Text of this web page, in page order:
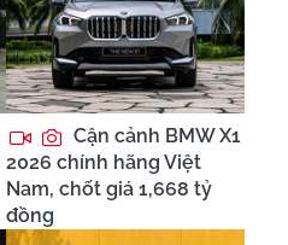
Cận cảnh BMW X1
2026 chính hãng Việt
Nam, chốt giá 1,668 tỷ
đồng